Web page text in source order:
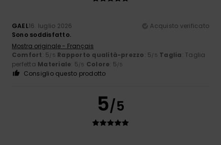
GAEL16. luglio 2026
Acquisto verificato
Sono soddisfatto.
Mostra originale - Français
Comfort: 5/5 Rapporto qualità-prezzo: 5/5 Taglia: Taglia
perfetta Materiale: 5/5 Colore: 5/5
Consiglio questo prodotto
5/5